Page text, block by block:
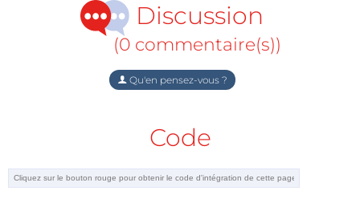
Discussion
(0 commentaire(s))
Qu'en pensez-vous ?
Code